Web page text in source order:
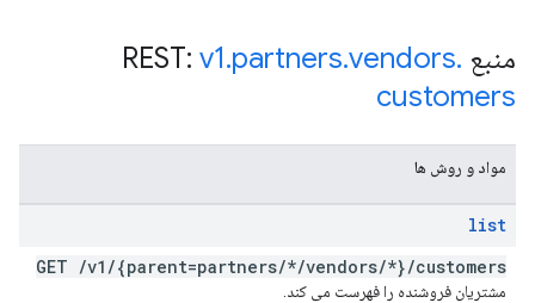
منبع REST: v1.partners.vendors.
customers
مواد و روش ها
list
GET /v1 /{parent=partners/*/vendors/*}/customers
مشتریان فروشنده را فهرست می کند.